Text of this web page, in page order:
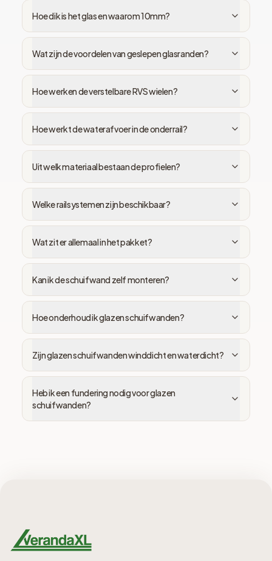
Hoe dik is het glas en waarom 10mm?
Wat zijn de voordelen van geslepen glasranden?
Hoe werken de verstelbare RVS wielen?
Hoe werkt de waterafvoer in de onderrail?
Uit welk materiaal bestaan de profielen?
Welke railsystemen zijn beschikbaar?
Wat zit er allemaal in het pakket?
Kan ik de schuifwand zelf monteren?
Hoe onderhoud ik glazen schuifwanden?
Zijn glazen schuifwanden winddicht en waterdicht?
Heb ik een fundering nodig voor glazen
schuifwanden?